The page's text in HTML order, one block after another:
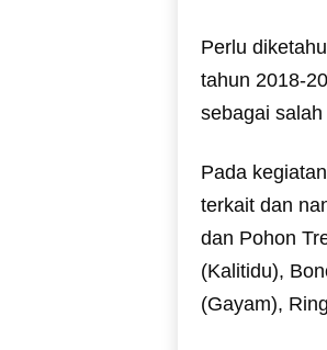
Perlu
tahun 2018-
sebagai
Pada
terkait dan
dan Pohon
(Kalitidu),
(Gayam),